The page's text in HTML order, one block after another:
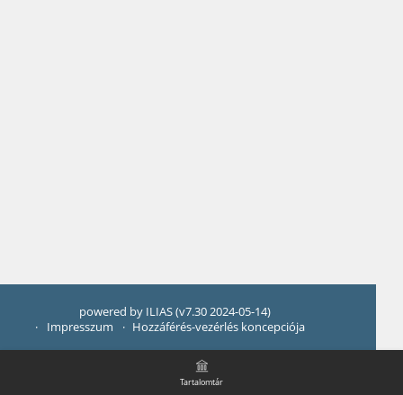
Tartalomtár
powered by ILIAS (v7.30 2024-05-14)
Impresszum
Hozzáférés-vezérlés koncepciója